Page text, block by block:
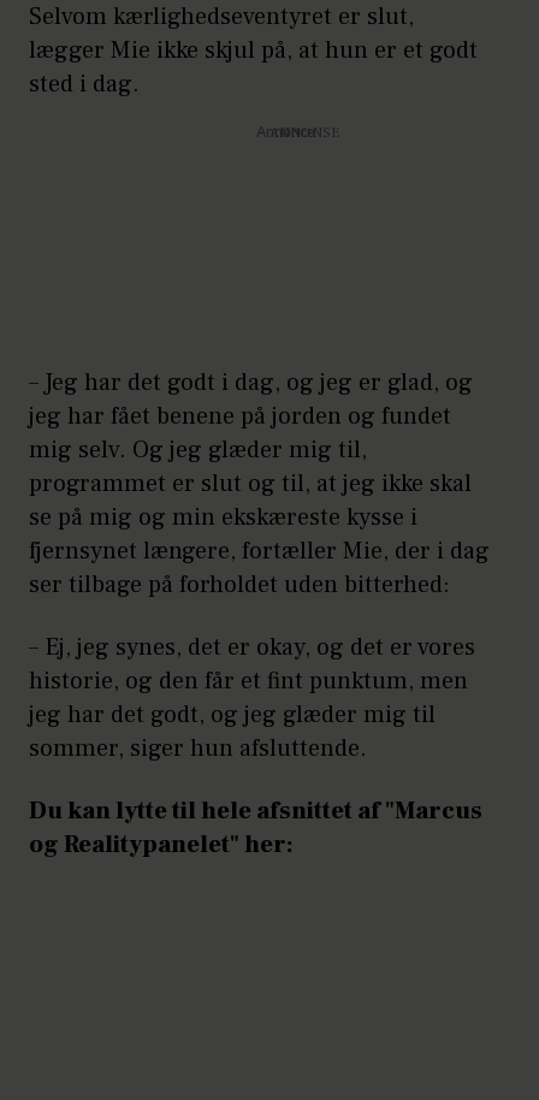
Selvom kærlighedseventyret er slut,
lægger Mie ikke skjul på, at hun er et godt
sted i dag.
Annonce
– Jeg har det godt i dag, og jeg er glad, og
jeg har fået benene på jorden og fundet
mig selv. Og jeg glæder mig til,
programmet er slut og til, at jeg ikke skal
se på mig og min ekskæreste kysse i
fjernsynet længere, fortæller Mie, der i dag
ser tilbage på forholdet uden bitterhed:
– Ej, jeg synes, det er okay, og det er vores
historie, og den får et fint punktum, men
jeg har det godt, og jeg glæder mig til
sommer, siger hun afsluttende.
Du kan lytte til hele afsnittet af "Marcus
og Realitypanelet" her: